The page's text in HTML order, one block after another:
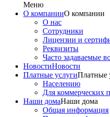
Меню
О компанииО компании
О нас
Сотрудники
Лицензии и
Реквизиты
Часто задаваемые
НовостиНовости
Платные услугиПлатные
Населению
Для коммерческих
Наши домаНаши дома
Общая информация